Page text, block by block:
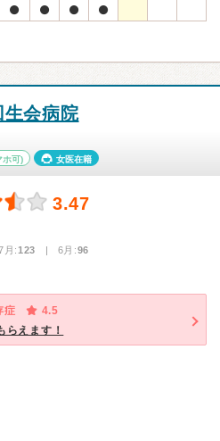
生会病院
可) 女医在籍
3.47
月:123 | 6月:96
症
4.5
らえます！